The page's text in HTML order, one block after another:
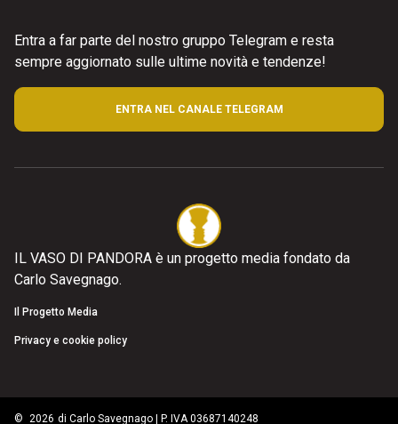
Entra a far parte del nostro gruppo Telegram e resta
sempre aggiornato sulle ultime novità e tendenze!
ENTRA NEL CANALE TELEGRAM
IL VASO DI PANDORA è un progetto media fondato da
Carlo Savegnago.
Il Progetto Media
Privacy e cookie policy
© 2026 di Carlo Savegnago | P. IVA 03687140248